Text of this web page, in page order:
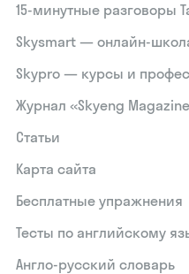
15‑минутные разговоры
Skysmart — онлайн-
Skypro — курсы и
Журнал «Skyeng
Статьи
Карта сайта
Бесплатные упражнения
Тесты по английскому
Англо-русский словарь